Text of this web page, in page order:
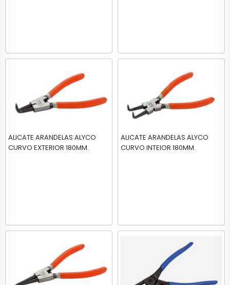
ALICATE ARANDELAS ALYCO
CURVO EXTERIOR 180MM.
ALICATE ARANDELAS ALYCO
CURVO INTEIOR 180MM.